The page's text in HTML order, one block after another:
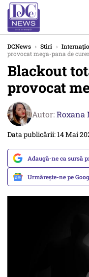
DCNews › Stiri ›
provocat mega-pana de
Blackout
provocat
Autor:Roxana
Data publicării: 14 Mai
Adaugă-ne ca sursă
Urmărește-ne pe